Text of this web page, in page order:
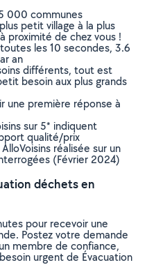
000 communes
petit village à la plus
proximité de chez vous !
les 10 secondes, 3.6
an
différents, tout est
besoin aux plus grands
une première réponse à
sur 5* indiquent
qualité/prix
réalisée sur un
(Février 2024)
déchets en
pour recevoir une
Postez votre demande
membre de confiance,
urgent de Évacuation